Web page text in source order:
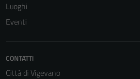
Luoghi
Eventi
CONTATTI
Città di Vigevano